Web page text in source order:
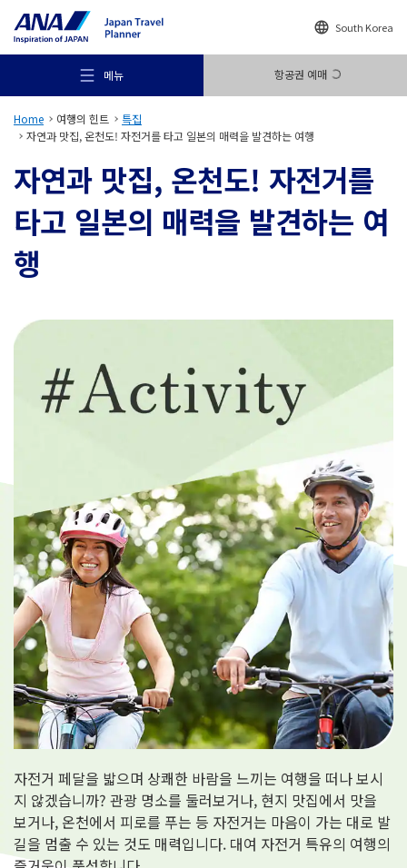
South Korea
메뉴 항공권 예매
추천 여행지
여행의 힌트
여행 정보
닫기
Home 여행의 힌트
특집
자연과 맛집, 온천도! 자전거를 타고 일본의 매력을 발견하는 여행
자연과 맛집, 온천도! 자전거를
타고 일본의 매력을 발견하는 여
행
자전거 페달을 밟으며 상쾌한 바람을 느끼는 여행을 떠나 보시
지 않겠습니까? 관광 명소를 둘러보거나, 현지 맛집에서 맛을
보거나, 온천에서 피로를 푸는 등 자전거는 마음이 가는 대로 발
길을 멈출 수 있는 것도 매력입니다. 대여 자전거 특유의 여행의